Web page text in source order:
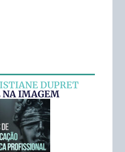
DUPRET
NA IMAGEM